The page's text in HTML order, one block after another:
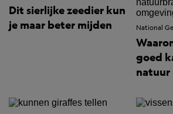
Dit sierlijke zeedier kun
je maar beter mijden
National
goed
natuur